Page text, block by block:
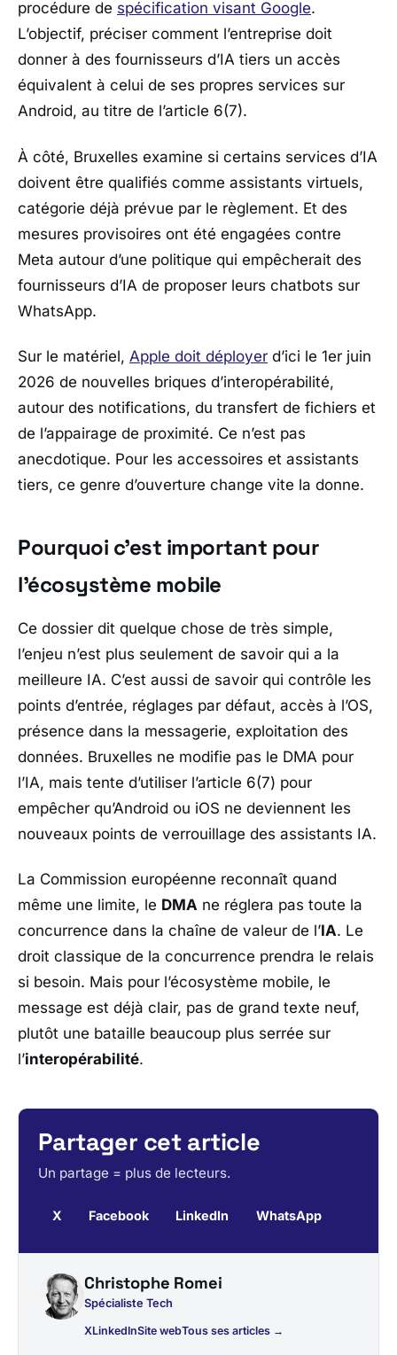
procédure de spécification visant Google.
L’objectif, préciser comment l’entreprise doit
donner à des fournisseurs d’IA tiers un accès
équivalent à celui de ses propres services sur
Android, au titre de l’article 6(7).
À côté, Bruxelles examine si certains services d’IA
doivent être qualifiés comme assistants virtuels,
catégorie déjà prévue par le règlement. Et des
mesures provisoires ont été engagées contre
Meta autour d’une politique qui empêcherait des
fournisseurs d’IA de proposer leurs chatbots sur
WhatsApp.
Sur le matériel, Apple doit déployer d’ici le 1er juin
2026 de nouvelles briques d’interopérabilité,
autour des notifications, du transfert de fichiers et
de l’appairage de proximité. Ce n’est pas
anecdotique. Pour les accessoires et assistants
tiers, ce genre d’ouverture change vite la donne.
Pourquoi c’est important pour
l’écosystème mobile
Ce dossier dit quelque chose de très simple,
l’enjeu n’est plus seulement de savoir qui a la
meilleure IA. C’est aussi de savoir qui contrôle les
points d’entrée, réglages par défaut, accès à l’OS,
présence dans la messagerie, exploitation des
données. Bruxelles ne modifie pas le DMA pour
l’IA, mais tente d’utiliser l’article 6(7) pour
empêcher qu’Android ou iOS ne deviennent les
nouveaux points de verrouillage des assistants IA.
La Commission européenne reconnaît quand
même une limite, le DMA ne réglera pas toute la
concurrence dans la chaîne de valeur de l’IA. Le
droit classique de la concurrence prendra le relais
si besoin. Mais pour l’écosystème mobile, le
message est déjà clair, pas de grand texte neuf,
plutôt une bataille beaucoup plus serrée sur
l’interopérabilité.
Partager cet article
Un partage = plus de lecteurs.
X Facebook LinkedIn WhatsApp
Christophe Romei
Spécialiste Tech
XLinkedInSite webTous ses articles →